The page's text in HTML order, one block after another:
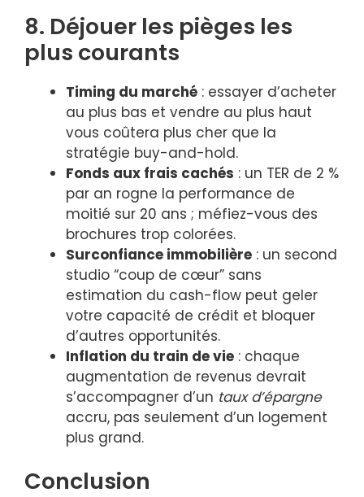
8. Déjouer les pièges les
plus courants
Timing du marché : essayer d’acheter
au plus bas et vendre au plus haut
vous coûtera plus cher que la
stratégie buy-and-hold.
Fonds aux frais cachés : un TER de 2 %
par an rogne la performance de
moitié sur 20 ans ; méfiez-vous des
brochures trop colorées.
Surconfiance immobilière : un second
studio “coup de cœur” sans
estimation du cash-flow peut geler
votre capacité de crédit et bloquer
d’autres opportunités.
Inflation du train de vie : chaque
augmentation de revenus devrait
s’accompagner d’un taux d’épargne
accru, pas seulement d’un logement
plus grand.
Conclusion